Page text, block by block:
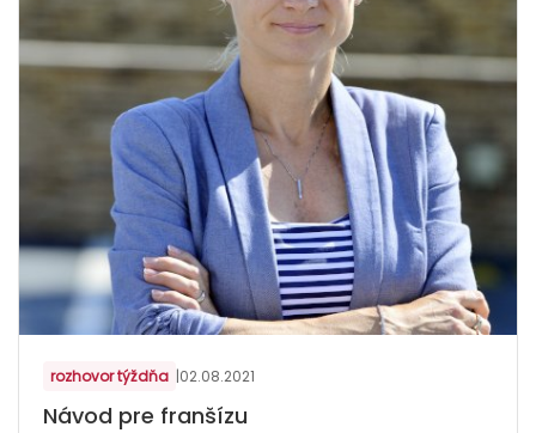
rozhovor týždňa |02.08.2021
Návod pre franšízu